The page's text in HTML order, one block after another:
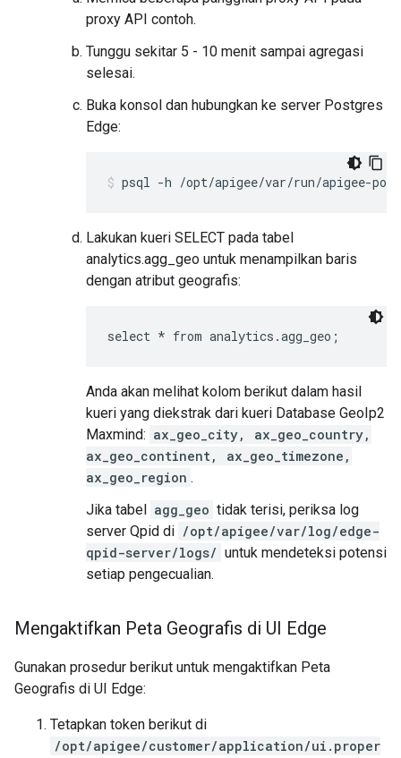
proxy API contoh.
Tunggu sekitar 5 - 10 menit sampai agregasi
selesai.
Buka konsol dan hubungkan ke server Postgres
Edge:
psql -h /opt/apigee/var/run/apigee-
Lakukan kueri SELECT pada tabel
analytics.agg_geo untuk menampilkan baris
dengan atribut geografis:
select * from analytics.agg_geo;
Anda akan melihat kolom berikut dalam hasil
kueri yang diekstrak dari kueri Database GeoIp2
Maxmind: ax_geo_city, ax_geo_country,
ax_geo_continent, ax_geo_timezone,
ax_geo_region .
Jika tabel agg_geo tidak terisi, periksa log
server Qpid di /opt/apigee/var/log/edge-
qpid-server/logs/ untuk mendeteksi potensi
setiap pengecualian.
Mengaktifkan Peta Geografis di UI Edge
Gunakan prosedur berikut untuk mengaktifkan Peta
Geografis di UI Edge:
Tetapkan token berikut di
/opt/apigee/customer/application/ui.proper